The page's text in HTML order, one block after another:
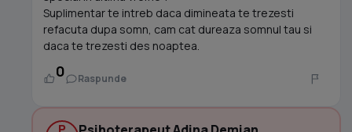
Suplimentar te intreb daca dimineata te trezesti
refacuta dupa somn, cam cat dureaza somnul tau si
daca te trezesti des noaptea.
0 Raspunde
P